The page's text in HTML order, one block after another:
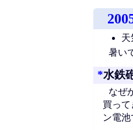
天
暑い
*水鉄
なぜ
買っ
ン電